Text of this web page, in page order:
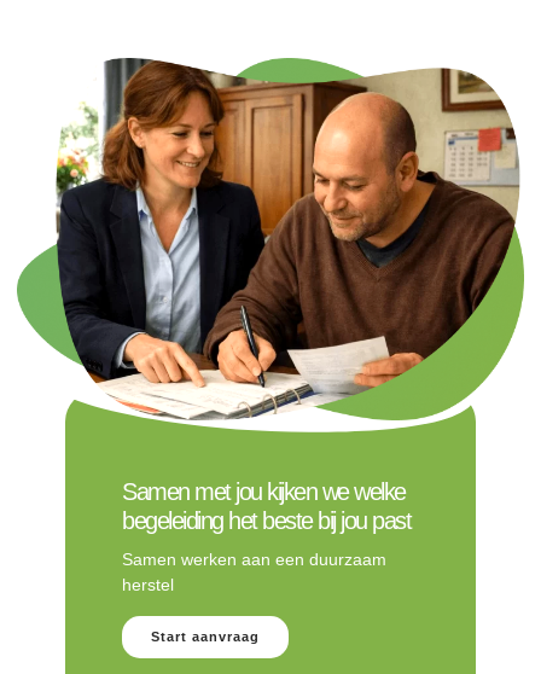
Samen met jou kijken we welke
begeleiding het beste bij jou past
Samen werken aan een duurzaam
herstel
Start aanvraag